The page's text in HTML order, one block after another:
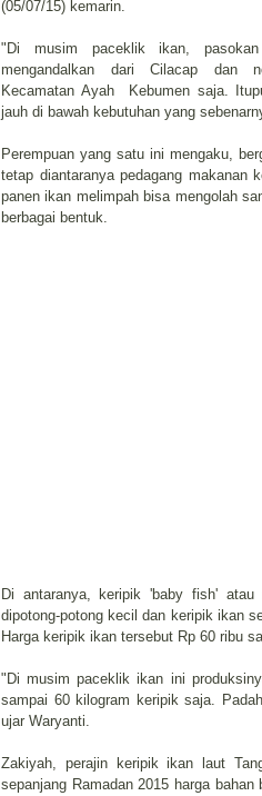
(05/07/15) kemarin.
"Di musim paceklik ikan,
mengandalkan dari Cilacap dan
Kecamatan Ayah Kebumen saja.
jauh di bawah kebutuhan yang
Perempuan yang satu ini mengaku,
tetap diantaranya pedagang makanan
panen ikan melimpah bisa mengolah
berbagai bentuk.
Di antaranya, keripik 'baby fish'
dipotong-potong kecil dan keripik ikan
Harga keripik ikan tersebut Rp 60 ribu
"Di musim paceklik ikan ini
sampai 60 kilogram keripik saja.
ujar Waryanti.
Zakiyah, perajin keripik ikan laut
sepanjang Ramadan 2015 harga